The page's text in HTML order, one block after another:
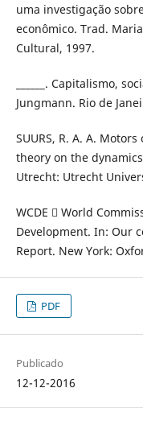
uma investigação
econômico. Trad.
Cultural, 1997.
______. Capitalismo,
Jungmann. Rio de
SUURS, R. A. A.
theory on the
Utrecht: Utrecht
WCDE  World
Development. In: Our
Report. New York:
PDF
Publicado
12-12-2016